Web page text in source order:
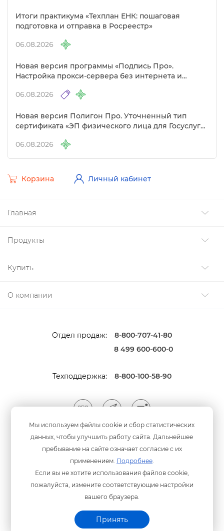
Мы используем файлы cookie и сбор статистических
данных, чтобы улучшить работу сайта. Дальнейшее
пребывание на сайте означает согласие с их
применением. Подробнее.
Если вы не хотите использования файлов cookie,
пожалуйста, измените соответствующие настройки
ашего браузера.
Принять
Итоги практикума «Техплан ЕНК: пошаговая
подготовка и отправка в Росреестр»
06.08.2026
Новая версия программы «Подпись Про».
Настройка прокси-сервера без интернета и
06.08.2026
Новая версия Полигон Про. Уточненный тип
сертификата «ЭП физического лица для Госуслуг»
06.08.2026
Главная
Продукты
Купить
О компании
Корзина Личный кабинет
© ООО «Программный центр» 2003-2026 гг.
Отдел продаж:
8-800-707-41-80
8 499 600-600-0
Техподдержка: 8-800-100-58-90
Мы принимаем оплату
анковскими картами